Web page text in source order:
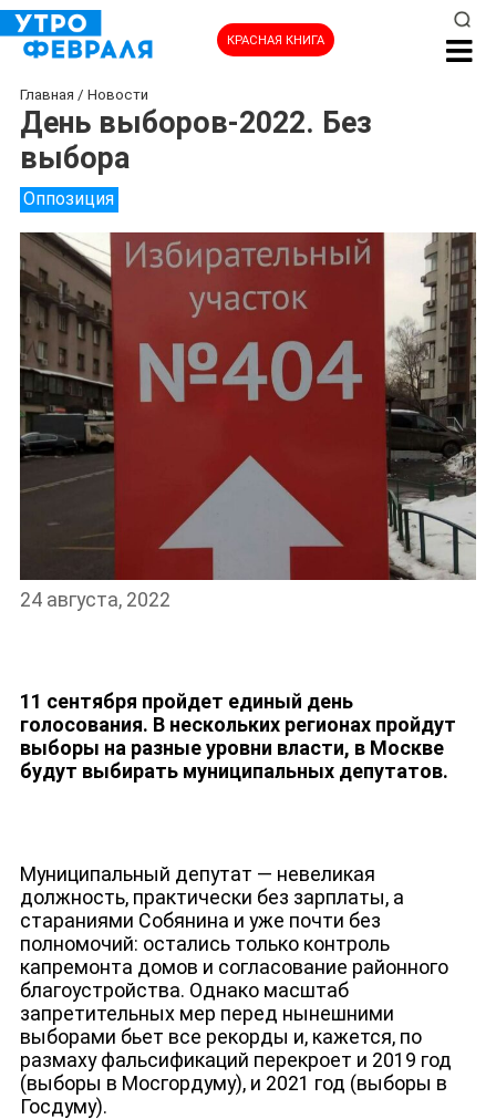
КРАСНАЯ КНИГА
Главная / Новости
День выборов-2022. Без
выбора
Оппозиция
24 августа, 2022
11 сентября пройдет единый день
голосования. В нескольких регионах пройдут
выборы на разные уровни власти, в Москве
будут выбирать муниципальных депутатов.
Муниципальный депутат — невеликая
должность, практически без зарплаты, а
стараниями Собянина и уже почти без
полномочий: остались только контроль
капремонта домов и согласование районного
благоустройства. Однако масштаб
запретительных мер перед нынешними
выборами бьет все рекорды и, кажется, по
размаху фальсификаций перекроет и 2019 год
(выборы в Мосгордуму), и 2021 год (выборы в
Госдуму).